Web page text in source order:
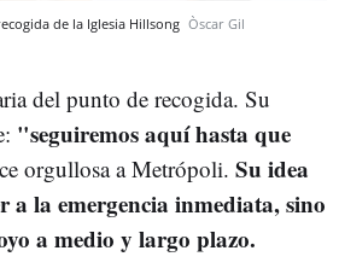
de la Iglesia Hillsong Òscar Gil
del punto de recogida. Su
"seguiremos aquí hasta que
orgullosa a Metrópoli. Su idea
a la emergencia inmediata, sino
a medio y largo plazo.